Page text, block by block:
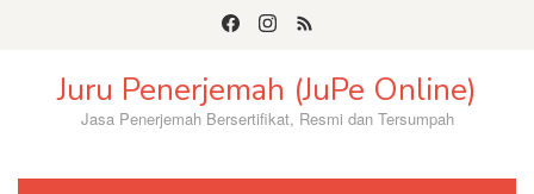
Juru Penerjemah (JuPe Online)
Jasa Penerjemah Bersertifikat, Resmi dan Tersumpah